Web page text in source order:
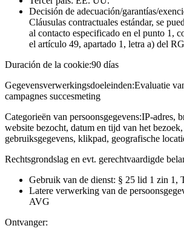
Decisión de adecuación/garantías/
Cláusulas contractuales estándar, se
al contacto especificado en el punto 1,
el artículo 49, apartado 1, letra a) del
Duración de la cookie:90 días
Gegevensverwerkingsdoeleinden:Evaluatie
campagnes succesmeting
Categorieën van persoonsgegevens:IP-adres,
website bezocht, datum en tijd van het
gebruiksgegevens, klikpad, geografische
Rechtsgrondslag en evt. gerechtvaardigde
Gebruik van de dienst: § 25 lid 1 zin 1,
Latere verwerking van de
AVG
Ontvanger: